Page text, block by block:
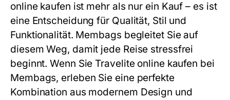
online kaufen ist mehr als nur ein Kauf – es ist
eine Entscheidung für Qualität, Stil und
Funktionalität. Membags begleitet Sie auf
diesem Weg, damit jede Reise stressfrei
beginnt. Wenn Sie Travelite online kaufen bei
Membags, erleben Sie eine perfekte
Kombination aus modernem Design und